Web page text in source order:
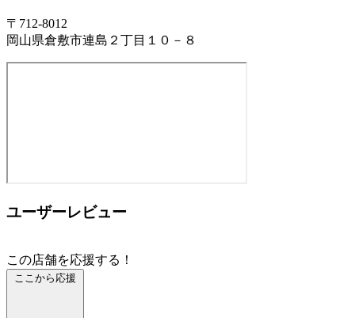
〒712-8012
岡山県倉敷市連島２丁目１０－８
ユーザーレビュー
この店舗を応援する！
ここから応援